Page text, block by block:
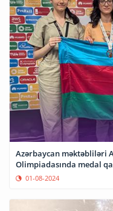
Azərbaycan məktəbliləri
Olimpiadasında medal
01-08-2024